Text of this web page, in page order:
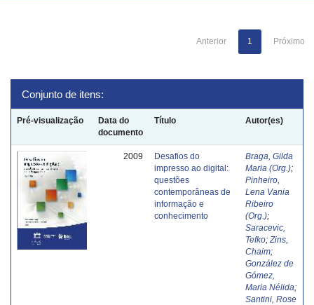
Anterior 1 Próximo
Conjunto de itens:
Pré-visualização
Data do
documento
Título Autor(es)
2009
Desafios do
impresso ao digital:
questões
contemporâneas de
informação e
conhecimento
Braga, Gilda
Maria (Org.);
Pinheiro,
Lena Vania
Ribeiro
(Org.);
Saracevic,
Tefko; Zins,
Chaim;
González de
Gómez,
Maria Nélida;
Santini, Rose